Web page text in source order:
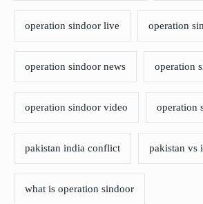
operation sindoor live operation
operation sindoor news operation
operation sindoor video operation
pakistan india conflict pakistan vs
what is operation sindoor